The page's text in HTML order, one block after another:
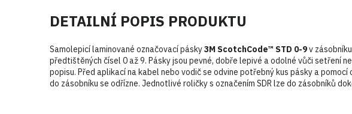
DETAILNÍ POPIS PRODUKTU
Samolepicí laminované označovací pásky3M ScotchCode™ STD 0-9v
předtištěných čísel 0 až 9. Pásky jsou pevné, dobře lepivé a odolné vůči setření
popisu. Před aplikací na kabel nebo vodič se odvine potřebný kus pásky a pomocí
do zásobníku se odřízne. Jednotlivé roličky s označením SDR lze do zásobníků